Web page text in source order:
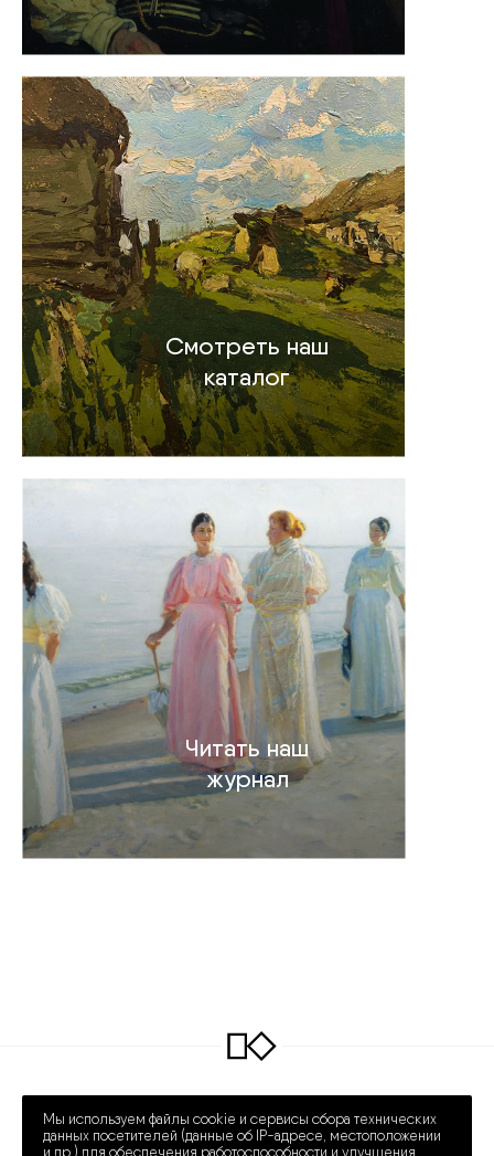
Смотреть наш
каталог
Читать наш
журнал
ПРЕЧИСТЕНКА 30/2
ПН – СБ 12:00 – 20:00
Мы используем файлы cookie и сервисы сбора технических
данных посетителей (данные об IP-адресе, местоположении
и др.) для обеспечения работоспособности и улучшения